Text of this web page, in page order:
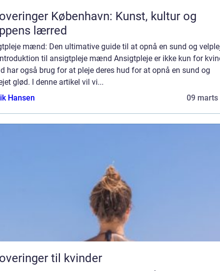
København: Kunst, kultur og
lærred
mænd: Den ultimative guide til at opnå en sund og
til ansigtpleje mænd Ansigtpleje er ikke kun for
har også brug for at pleje deres hud for at opnå en sund og
glød. I denne artikel vil vi...
Hansen
09 marts
til kvinder